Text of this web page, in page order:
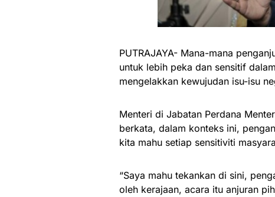
PUTRAJAYA- Mana-mana
untuk lebih peka dan sensitif
mengelakkan kewujudan isu-isu
Menteri di Jabatan Perdana
berkata, dalam konteks ini,
kita mahu setiap sensitiviti
“Saya mahu tekankan di sini,
oleh kerajaan, acara itu anjuran